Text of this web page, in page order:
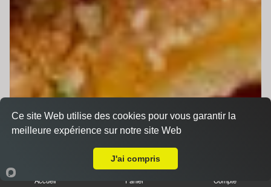
Accueil Panier Compte
Ce site Web utilise des cookies pour vous garantir la
meilleure expérience sur notre site Web
J'ai compris